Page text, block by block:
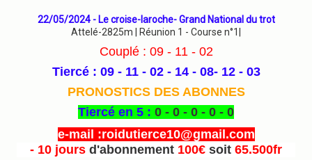
22/05/2024 - Le croise-laroche- Grand National du trot
Attelé-2825m | Réunion 1 - Course n°1|
Couplé : 09 - 11 - 02
Tiercé : 09 - 11 - 02 - 14 - 08- 12 - 03
PRONOSTICS DES ABONNES
Tiercé en 5 : 0 - 0 - 0 - 0 - 0
e-mail :roidutierce10@gmail.com
- 10 jours d'abonnement 100€ soit 65.500fr